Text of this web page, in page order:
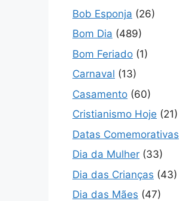
Bob Esponja (26)
Bom Dia (489)
Bom Feriado (1)
Carnaval (13)
Casamento (60)
Cristianismo Hoje (21)
Datas Comemorativas
Dia da Mulher (33)
Dia das Crianças (43)
Dia das Mães (47)